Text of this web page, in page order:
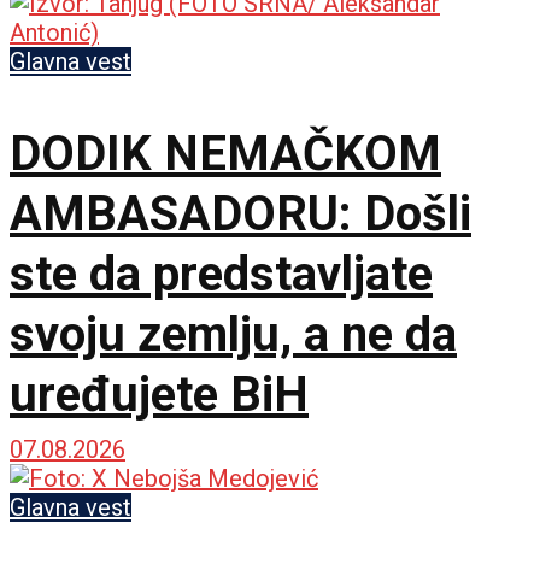
vikend
Glavna vest
DODIK NEMAČKOM
AMBASADORU: Došli
ste da predstavljate
svoju zemlju, a ne da
uređujete BiH
07.08.2026
Glavna vest